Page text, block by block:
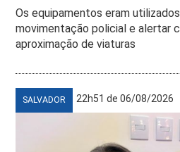
Os equipamentos eram
movimentação policial e alertar
aproximação de viaturas
SALVADOR 22h51 de 06/08/2026